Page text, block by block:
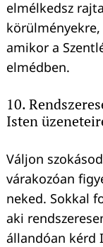
elmélkedsz
amikor a
elmédben.
10.
Isten
Váljon
várakozóan
neked. Sokkal
aki
állandóan kérd